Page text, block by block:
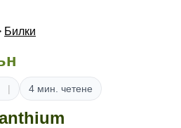
Билки
4 мин. четене